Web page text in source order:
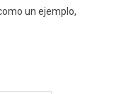
un ejemplo,